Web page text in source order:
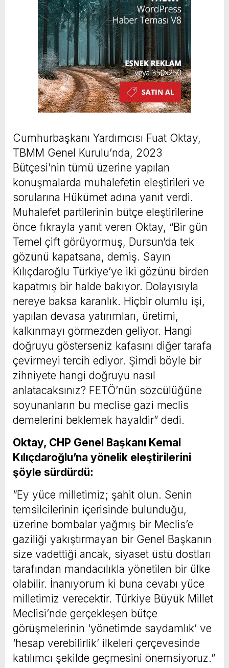
Cumhurbaşkanı Yardımcısı Fuat Oktay,
TBMM Genel Kurulu’nda, 2023
Bütçesi’nin tümü üzerine yapılan
konuşmalarda muhalefetin eleştirileri ve
sorularına Hükümet adına yanıt verdi.
Muhalefet partilerinin bütçe eleştirilerine
önce fıkrayla yanıt veren Oktay, “Bir gün
Temel çift görüyormuş, Dursun’da tek
gözünü kapatsana, demiş. Sayın
Kılıçdaroğlu Türkiye’ye iki gözünü birden
kapatmış bir halde bakıyor. Dolayısıyla
nereye baksa karanlık. Hiçbir olumlu işi,
yapılan devasa yatırımları, üretimi,
kalkınmayı görmezden geliyor. Hangi
doğruyu gösterseniz kafasını diğer tarafa
çevirmeyi tercih ediyor. Şimdi böyle bir
zihniyete hangi doğruyu nasıl
anlatacaksınız? FETÖ’nün sözcülüğüne
soyunanların bu meclise gazi meclis
demelerini beklemek hayaldir” dedi.
Oktay, CHP Genel Başkanı Kemal
Kılıçdaroğlu’na yönelik eleştirilerini
şöyle sürdürdü:
“Ey yüce milletimiz; şahit olun. Senin
temsilcilerinin içerisinde bulunduğu,
üzerine bombalar yağmış bir Meclis’e
gaziliği yakıştırmayan bir Genel Başkanın
size vadettiği ancak, siyaset üstü dostları
tarafından mandacılıkla yönetilen bir ülke
olabilir. İnanıyorum ki buna cevabı yüce
milletimiz verecektir. Türkiye Büyük Millet
Meclisi’nde gerçekleşen bütçe
görüşmelerinin ‘yönetimde saydamlık’ ve
‘hesap verebilirlik’ ilkeleri çerçevesinde
katılımcı şekilde geçmesini önemsiyoruz.”